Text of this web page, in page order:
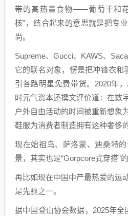
带的高热量食物——葡萄干和
核”，结合起来的意思就是把专
尚。
Supreme、Gucci、KAWS、
它的联名对象，愣是把冲锋衣和
引各路明星免费带货。2020年
时元气资本还撰文评价道：在
户外自由活动的时间被重新想象
鞋服为消费者制造拥有这种奢侈
现在始祖鸟、萨洛蒙、迪桑特
景，其实也是“Gorpcore式穿搭”的
再比如现在中国中产最热爱的
是先驱之一。
据中国登山协会数据，2025年全